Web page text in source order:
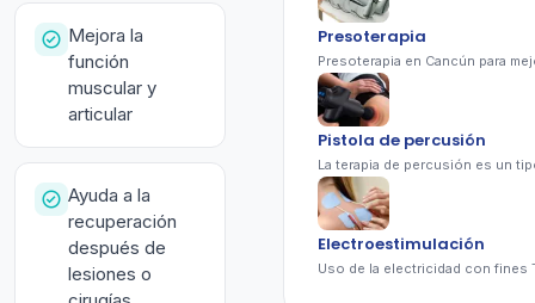
Mejora la
función
muscular y
articular
Ayuda a la
recuperación
después de
lesiones o
Presoterapia
Pistola de percusión
Electroestimulación